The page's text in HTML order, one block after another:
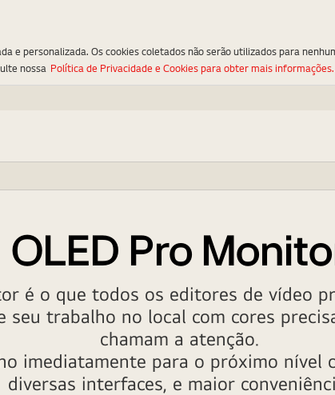
OLED Pro
é o que todos os editores de vídeo
seu trabalho no local com cores
chamam a atenção.
imediatamente para o próximo nível
diversas interfaces, e maior
e personalizada. Os cookies coletados não serão utilizados para
nossa Política de Privacidade e Cookies para obter mais informações.